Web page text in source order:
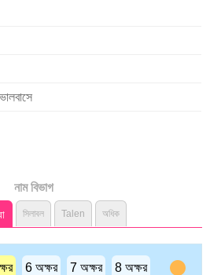
নাম বিভাগ
সিলাবল Talen অধিক
6 অক্ষর 7 অক্ষর 8 অক্ষর